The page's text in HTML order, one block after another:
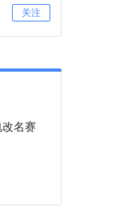
关注
改名赛